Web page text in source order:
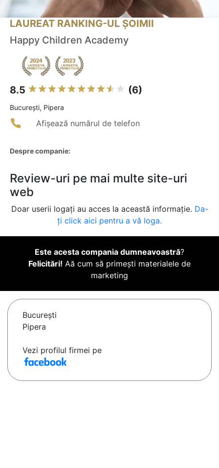
LAUREAT RANKING-UL ȘOIMII
Happy Children Academy
8.5 (6)
Bucureşti, Pipera
Afișează numărul de telefon
Despre companie:
Review-uri pe mai multe site-uri
web
Doar userii logați au acces la această informație. Da-
ți click aici pentru a vă loga.
Este acesta compania dumneavoastră?
Felicitări! Aă cum să primești materialele de
marketing
Bucureşti
Pipera
Vezi profilul firmei pe